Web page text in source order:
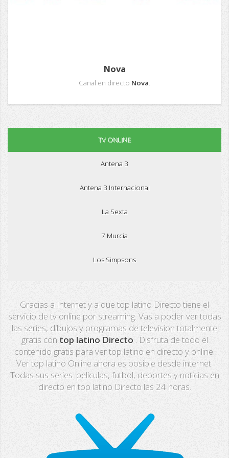
Nova
Canal en directo Nova
TV ONLINE
Antena 3
Antena 3 Internacional
La Sexta
7 Murcia
Los Simpsons
PX Sports
Mega
Neox
Nova
Extremadura
Gracias a Internet y a que top latino Directo tiene el
servicio de tv online por streaming. Vas a poder ver todas
las series, dibujos y programas de television totalmente
gratis con top latino Directo
. Disfruta de todo el
contenido gratis para ver top latino en directo y online.
Ver top latino Online ahora es posible desde internet.
Todas sus series. peliculas, futbol, deportes y noticias en
directo en top latino Directo las 24 horas.